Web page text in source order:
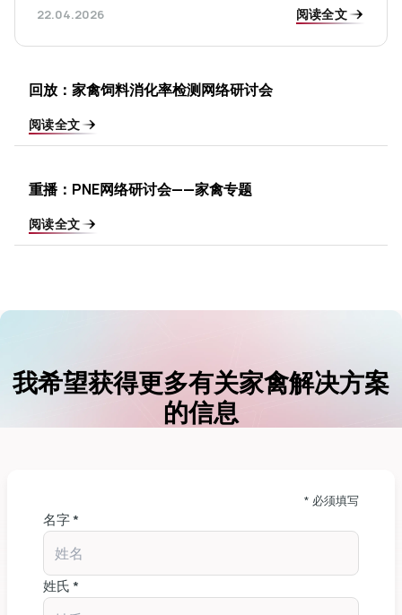
22.04.2026 阅读全文
回放：家禽饲料消化率检测网络研讨会
阅读全文
重播：PNE网络研讨会——家禽专题
阅读全文
我希望获得更多有关家禽解决方案
的信息
* 必须填写
名字 *
姓氏 *